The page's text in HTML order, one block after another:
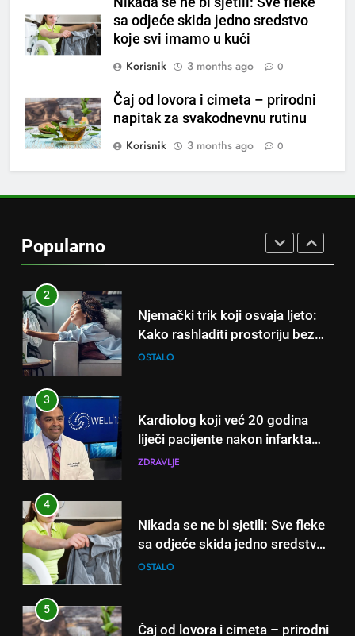
sa odjeće skida jedno sredstvo
koje svi imamo u kući
Korisnik
3 months ago 0
Čaj od lovora i cimeta – prirodni
napitak za svakodnevnu rutinu
Korisnik
3 months ago 0
Popularno
preokupacija: Ljudi rođeni u ova
tri znaka najviše vole ogovarati
OSTALO
Piće od smreke – prirodni
napitak koji se često spominje
kod šećerne bolesti
OSTALO
čak će se i “suhi štap”
ukorijeniti! Stari vrtlarski trik koji
iskusni baštovani čuvaju
2
Njemački trik koji osvaja ljeto:
Kako rashladiti prostoriju bez
klime i velikih računa za struju!
OSTALO
3
Kardiolog koji već 20 godina
liječi pacijente nakon infarkta
otkrio: Ove 4 jutarnje navike
dana!
ZDRAVLJE
4
Nikada se ne bi sjetili: Sve fleke
sa odjeće skida jedno sredstvo
koje svi imamo u kući
OSTALO
5
Čaj od lovora i cimeta – prirodni